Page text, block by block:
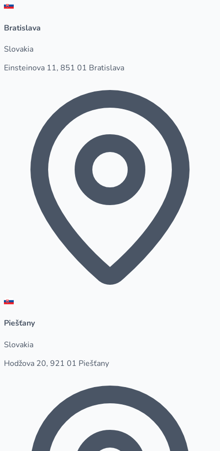
Bratislava
Slovakia
Einsteinova 11, 851 01 Bratislava
Piešťany
Slovakia
Hodžova 20, 921 01 Piešťany